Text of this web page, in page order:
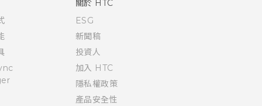
關於 HTC
ESG
新聞稿
投資人
加入 HTC
隱私權政策
產品安全性